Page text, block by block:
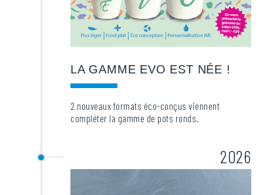
LA GAMME EVO EST NÉE !
2 nouveaux formats éco-conçus viennent
compléter la gamme de pots ronds.
2026